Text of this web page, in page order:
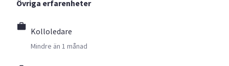
Övriga erfarenheter
Kolloledare
Mindre än 1 månad